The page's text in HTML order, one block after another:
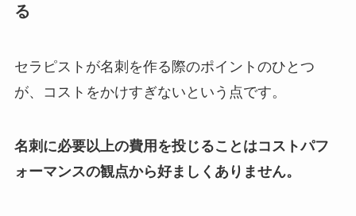
る
セラピストが名刺を作る際のポイントのひとつ
が、コストをかけすぎないという点です。
名刺に必要以上の費用を投じることはコストパフ
ォーマンスの観点から好ましくありません。